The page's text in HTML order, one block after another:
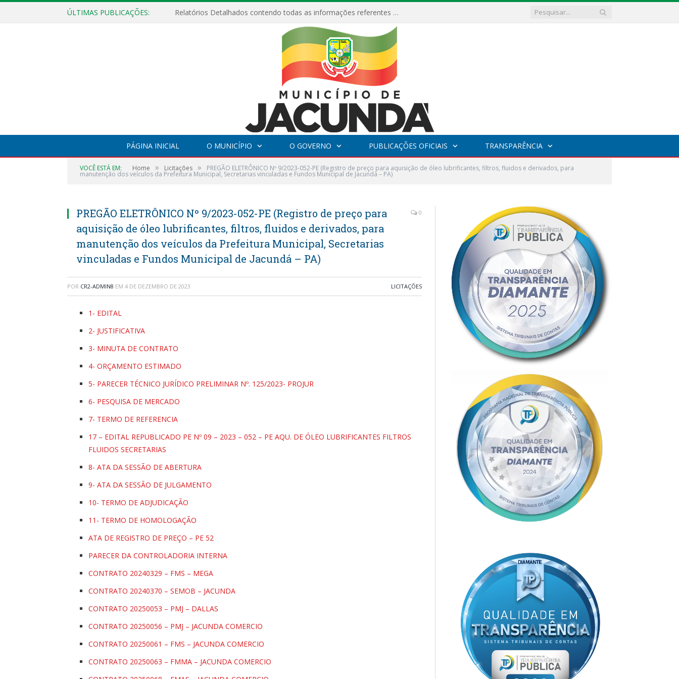
ÚLTIMAS PUBLICAÇÕES: Relatórios Detalhados contendo todas as informações referentes a execução de recursos destinados ao fomento de projetos culturais no Município de Jacundá entre os anos de 2022 ao presente ano de 2026.
PÁGINA INICIAL O MUNICÍPIO O GOVERNO PUBLICAÇÕES OFICIAIS TRANSPARÊNCIA
VOCÊ ESTÁ EM: Home » Licitações » PREGÃO ELETRÔNICO Nº 9/2023-052-PE (Registro de preço para aquisição de óleo lubrificantes, filtros, fluidos e derivados, para
manutenção dos veículos da Prefeitura Municipal, Secretarias vinculadas e Fundos Municipal de Jacundá – PA)
PREGÃO ELETRÔNICO Nº 9/2023-052-PE (Registro de preço para
aquisição de óleo lubrificantes, filtros, fluidos e derivados, para
manutenção dos veículos da Prefeitura Municipal, Secretarias
vinculadas e Fundos Municipal de Jacundá – PA)
0
POR CR2-ADMIN8 EM 4 DE DEZEMBRO DE 2023 LICITAÇÕES
1- EDITAL
2- JUSTIFICATIVA
3- MINUTA DE CONTRATO
4- ORÇAMENTO ESTIMADO
5- PARECER TÉCNICO JURÍDICO PRELIMINAR Nº. 125/2023- PROJUR
6- PESQUISA DE MERCADO
7- TERMO DE REFERENCIA
17 – EDITAL REPUBLICADO PE Nº 09 – 2023 – 052 – PE AQU. DE ÓLEO LUBRIFICANTES FILTROS
FLUIDOS SECRETARIAS
8- ATA DA SESSÃO DE ABERTURA
9- ATA DA SESSÃO DE JULGAMENTO
10- TERMO DE ADJUDICAÇÃO
11- TERMO DE HOMOLOGAÇÃO
ATA DE REGISTRO DE PREÇO – PE 52
PARECER DA CONTROLADORIA INTERNA
CONTRATO 20240329 – FMS – MEGA
CONTRATO 20240370 – SEMOB – JACUNDA
CONTRATO 20250053 – PMJ – DALLAS
CONTRATO 20250056 – PMJ – JACUNDA COMERCIO
CONTRATO 20250061 – FMS – JACUNDA COMERCIO
CONTRATO 20250063 – FMMA – JACUNDA COMERCIO